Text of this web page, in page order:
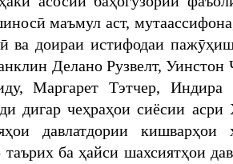
маъмул аст,
ва доираи истифодаи
Делано Рузвелт, Уинстон
Маргарет Тэтчер,
дигар чеҳраҳои сиёсии
давлатдории кишварҳои
таърих ба ҳайси шахсиятҳои